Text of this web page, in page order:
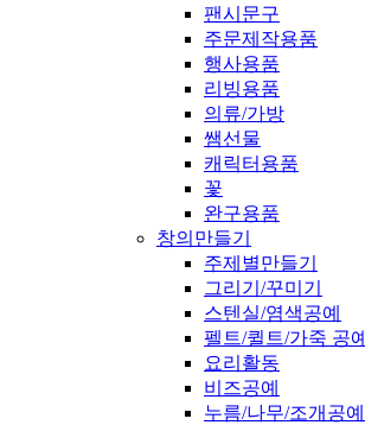
팬시문구
주문제작용품
행사용품
리빙용품
의류/가방
쌤선물
캐릭터용품
꽃
완구용품
창의만들기
주제별만들기
그리기/꾸미기
스텐실/염색공예
펠트/퀼트/가죽 공예
요리활동
비즈공예
누름/나무/조개공예